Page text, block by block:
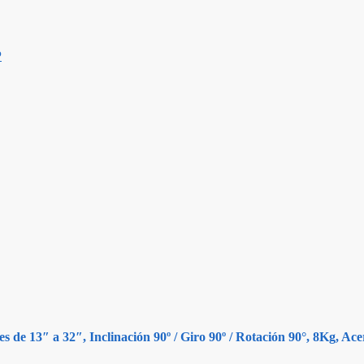
13″ a 32″, Inclinación 90º / Giro 90º / Rotación 90°, 8Kg,